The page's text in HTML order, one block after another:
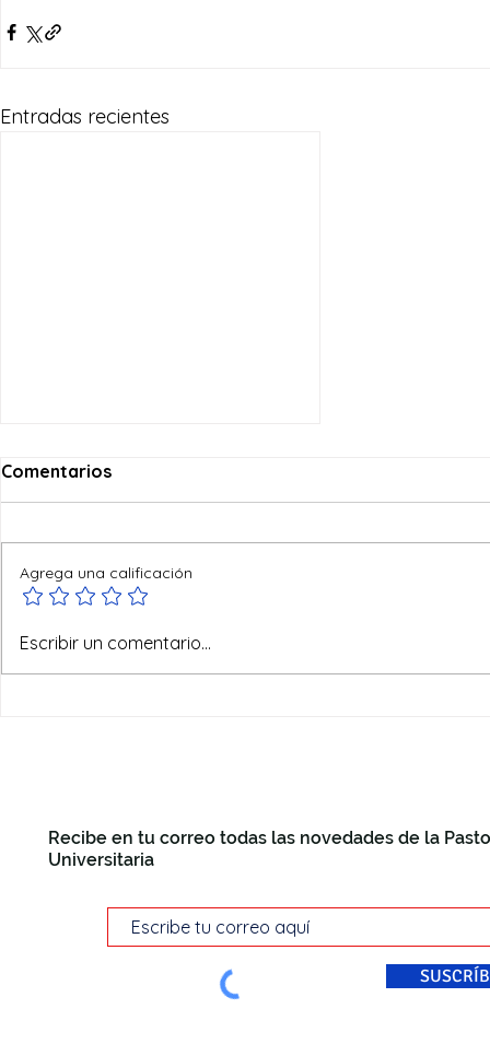
Entradas recientes
Ofertas de verano
Comentarios
Agrega una calificación
Escribir un comentario...
Recibe en tu correo todas las novedades de la
Universitaria